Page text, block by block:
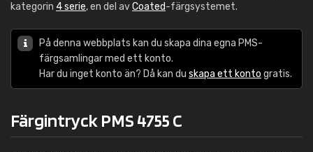
kategorin 4 serie, en del avCoated-färgsystemet.
På denna webbplats kan du skapa dina egna PMS-
färgsamlingar med ett konto.
Har du inget konto än? Då kan du skapa ett konto gratis.
Färgintryck PMS 4755 C